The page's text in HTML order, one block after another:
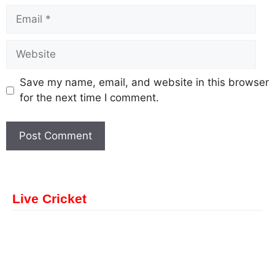
Save my name, email, and website in this browser
for the next time I comment.
Live Cricket